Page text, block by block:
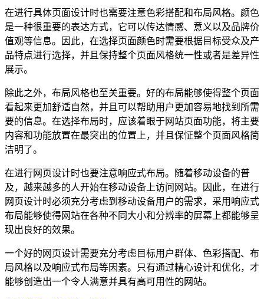
在进行具体页面设计时也需要注意色彩搭配和布局风格。颜色
是一种很重要的表达方式，它可以传达情感、意义以及品牌价
值观等信息。因此，在选择页面颜色时需要根据目标受众及产
品特点进行选择，并且保持整个页面风格统一性或者是差异性
展示。
除此之外，布局风格也至关重要。好的布局能够使得整个页面
看起来更加舒适自然，并且可以帮助用户更加容易地找到所需
要的信息。在选择布局时，应该着眼于网站页面功能，将主要
内容和功能放置在最突出的位置上，并且保怔整个页面风格简
洁明了。
在进行网页设计时也要注意响应式布局。随着移动设备的普
及，越来越多的人开始在移动设备上访问网站。因此，在进行
网页设计时必须充分考虑到移动设备用户的需求，采用响应式
布局能够使得网站在各种不同大小和分辨率的屏幕上都能够呈
现出良好的效果。
一个好的网页设计需要充分考虑目标用户群体、色彩搭配、布
局风格以及响应式布局等因素。只有通过精心设计和优化，才
能够创造出一个令人满意并具有高可用性的网站。